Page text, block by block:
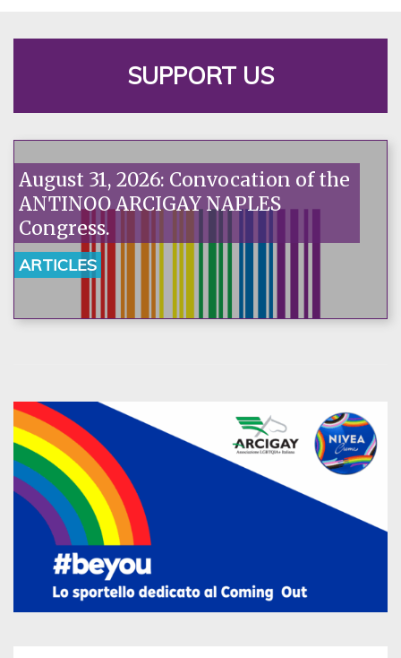
SUPPORT US
August 31, 2026: Convocation of the
ANTINOO ARCIGAY NAPLES
Congress.
ARTICLES